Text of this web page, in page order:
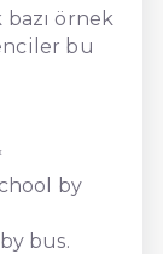
bazı örnek
bu
by
bus.